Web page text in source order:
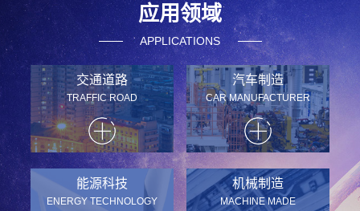
应用领域
APPLICATIONS
交通道路
TRAFFIC ROAD
汽车制造
CAR MANUFACTURER
能源科技
ENERGY TECHNOLOGY
机械制造
MACHINE MADE